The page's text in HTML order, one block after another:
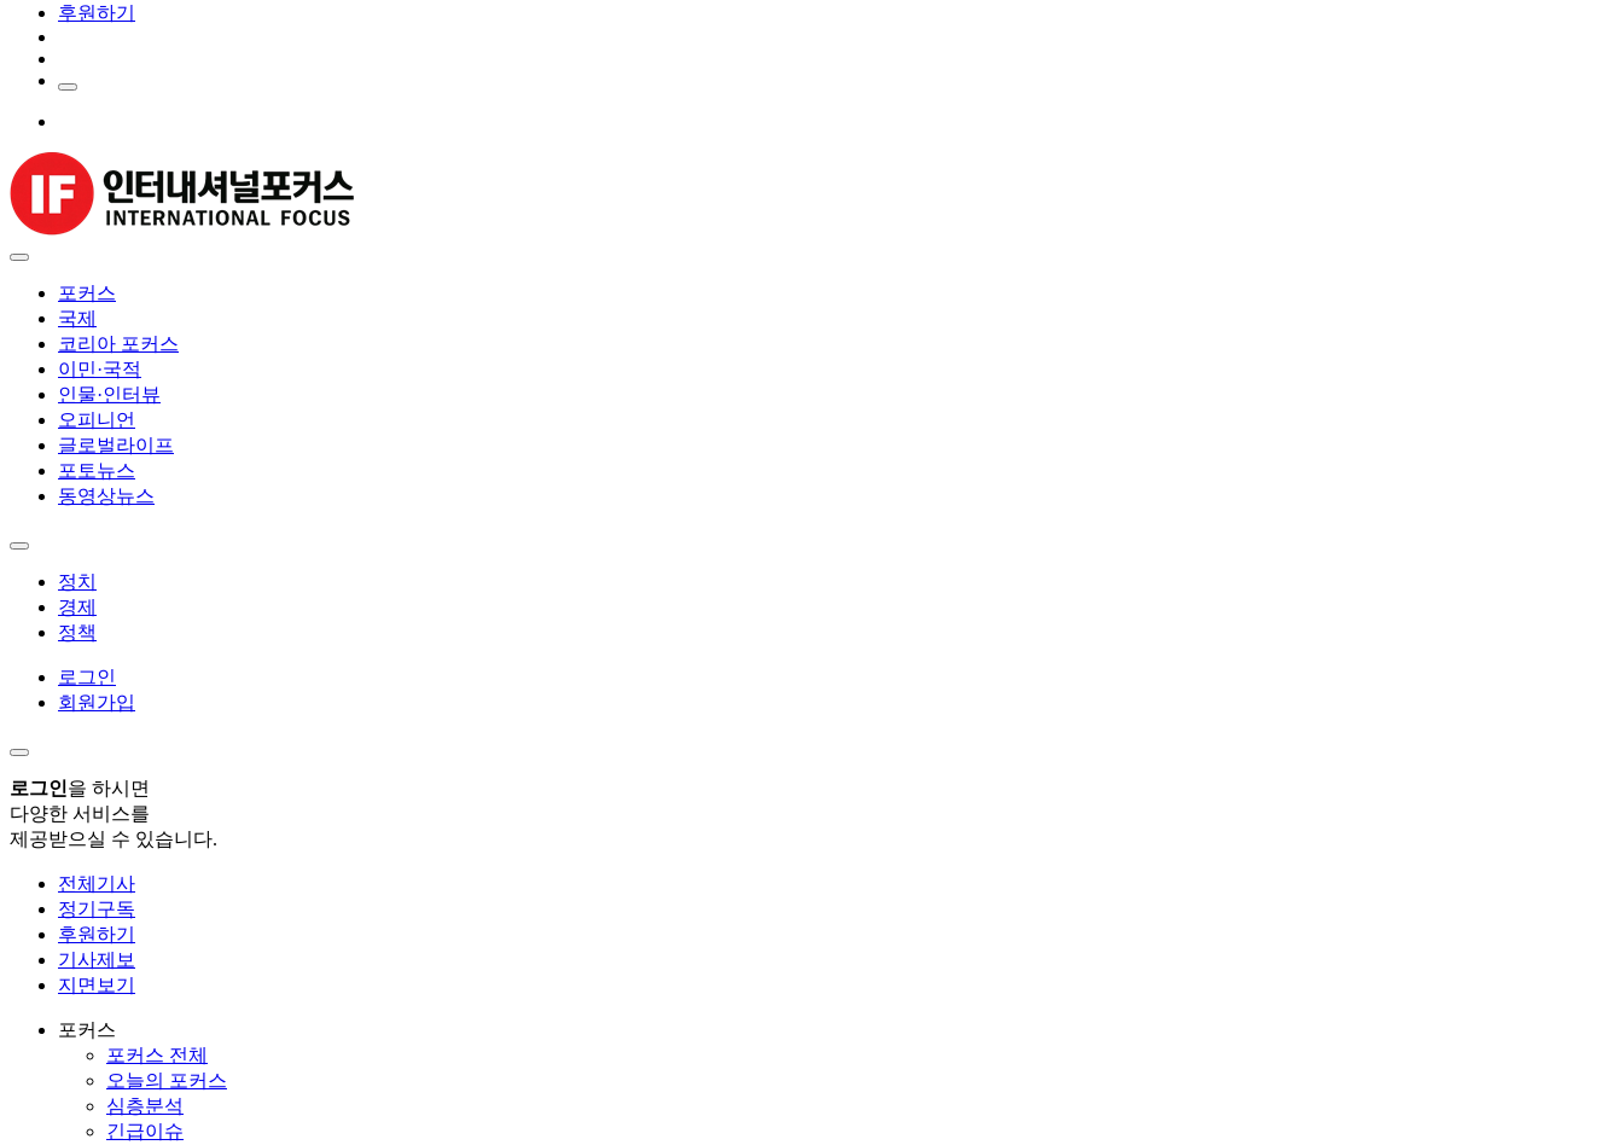
후원하기
포커스
국제
코리아 포커스
이민·국적
인물·인터뷰
오피니언
글로벌라이프
포토뉴스
동영상뉴스
정치
경제
정책
로그인
회원가입
로그인을 하시면
다양한 서비스를
제공받으실 수 있습니다.
전체기사
정기구독
후원하기
기사제보
지면보기
포커스
포커스 전체
오늘의 포커스
심층분석
긴급이슈